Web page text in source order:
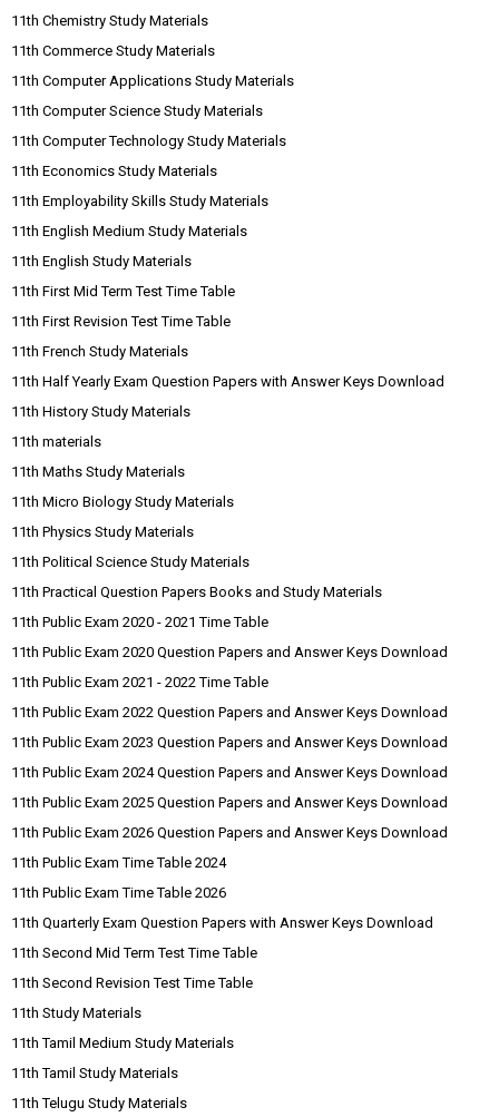
11th Chemistry Study Materials
11th Commerce Study Materials
11th Computer Applications Study Materials
11th Computer Science Study Materials
11th Computer Technology Study Materials
11th Economics Study Materials
11th Employability Skills Study Materials
11th English Medium Study Materials
11th English Study Materials
11th First Mid Term Test Time Table
11th First Revision Test Time Table
11th French Study Materials
11th Half Yearly Exam Question Papers with Answer Keys Download
11th History Study Materials
11th materials
11th Maths Study Materials
11th Micro Biology Study Materials
11th Physics Study Materials
11th Political Science Study Materials
11th Practical Question Papers Books and Study Materials
11th Public Exam 2020 - 2021 Time Table
11th Public Exam 2020 Question Papers and Answer Keys Download
11th Public Exam 2021 - 2022 Time Table
11th Public Exam 2022 Question Papers and Answer Keys Download
11th Public Exam 2023 Question Papers and Answer Keys Download
11th Public Exam 2024 Question Papers and Answer Keys Download
11th Public Exam 2025 Question Papers and Answer Keys Download
11th Public Exam 2026 Question Papers and Answer Keys Download
11th Public Exam Time Table 2024
11th Public Exam Time Table 2026
11th Quarterly Exam Question Papers with Answer Keys Download
11th Second Mid Term Test Time Table
11th Second Revision Test Time Table
11th Study Materials
11th Tamil Medium Study Materials
11th Tamil Study Materials
11th Telugu Study Materials